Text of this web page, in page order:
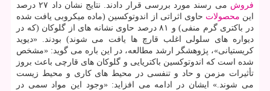
فروش
می رسند مورد بررسی قرار دادند. نتایج نشان داد ۲۷ درصد
این محصولات حاوی اثراتی از اندوتوكسین (ماده میكروبی یافت شده
در باكتری گرم منفی) و ۸۱ درصد حاوی نشانه های از گلوكان (كه در
دیواره های سلولی اغلب قارچ ها یافت می شوند) بودند. «دیوید
كریستیانی»، پژوهشگر ارشد مطالعه، در این باره می گوید: «مشخص
شده است كه اندوتوكسین باكتریایی و گلوكان های قارچی باعث بروز
تأثیرات مزمن و حاد و تنفسی در محیط های كاری و محیط زیست
می شوند.» ایشان در ادامه می افزاید: «وجود این مواد سمی در